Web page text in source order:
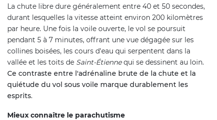
La chute libre dure généralement entre 40 et 50 secondes,
durant lesquelles la vitesse atteint environ 200 kilomètres
par heure. Une fois la voile ouverte, le vol se poursuit
pendant 5 à 7 minutes, offrant une vue dégagée sur les
collines boisées, les cours d'eau qui serpentent dans la
vallée et les toits de Saint-Étiennequi se dessinent au loin.
Ce contraste entre l'adrénaline brute de la chute et la
quiétude du vol sous voile marque durablement les
esprits.
Mieux connaître le parachutisme